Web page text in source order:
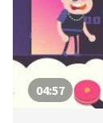
04:57